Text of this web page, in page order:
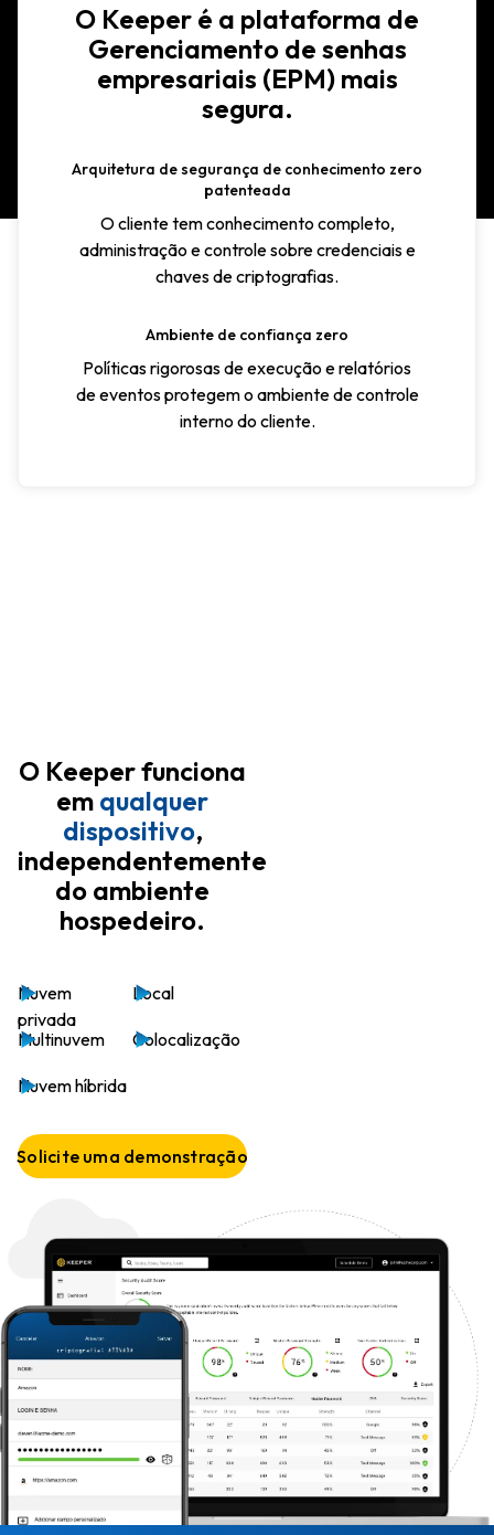
O Keeper é a plataforma de
Gerenciamento de senhas
empresariais (EPM) mais
segura.
Arquitetura de segurança de conhecimento zero
patenteada
O cliente tem conhecimento completo,
administração e controle sobre credenciais e
chaves de criptografias.
Ambiente de confiança zero
Políticas rigorosas de execução e relatórios
de eventos protegem o ambiente de controle
interno do cliente.
O Keeper funciona
em qualquer
dispositivo,
independentemente
do ambiente
hospedeiro.
Nuvem
privada
Multinuvem
Nuvem híbrida
Local
Colocalização
Solicite uma demonstração